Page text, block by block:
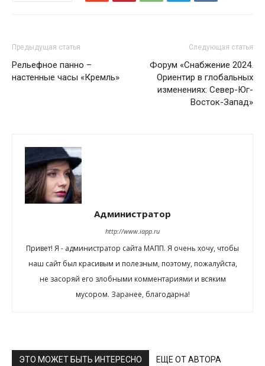
Предыдущая статья
Рельефное панно –
настенные часы «Кремль»
Следующая статья
Форум «Снабжение 2024.
Ориентир в глобальных
изменениях: Север-Юг-
Восток-Запад»
Администратор
http://www.iapp.ru
Привет! Я - администратор сайта МАПП. Я очень хочу, чтобы
наш сайт был красивым и полезным, поэтому, пожалуйста,
не засоряй его злобными комментариями и всяким
мусором. Заранее, благодарна!
ЭТО МОЖЕТ БЫТЬ ИНТЕРЕСНО ЕЩЕ ОТ АВТОРА